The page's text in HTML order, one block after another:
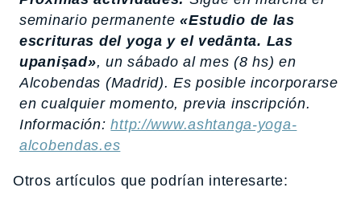
seminario permanente«Estudio de las
escrituras del yoga y el vedānta. Las
upaniṣad», un sábado al mes (8 hs) en
Alcobendas (Madrid). Es posible incorporarse
en cualquier momento, previa inscripción.
Información:http://www.ashtanga-yoga-
alcobendas.es
Otros artículos que podrían interesarte: